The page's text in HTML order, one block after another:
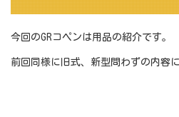
今回のGRコペンは用品の紹介です。
前回同様に旧式、新型問わずの内容